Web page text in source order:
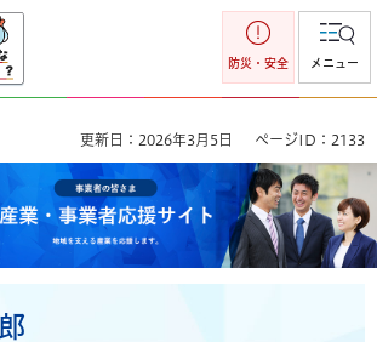
防災・安全 メニュー
更新日：2026年3月5日 ページID：2133
・事業者応援サイト 地域を支える産業を